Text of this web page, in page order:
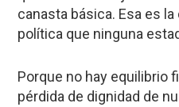
canasta básica. Esa es
política que ninguna
Porque no hay equilibrio
pérdida de dignidad de